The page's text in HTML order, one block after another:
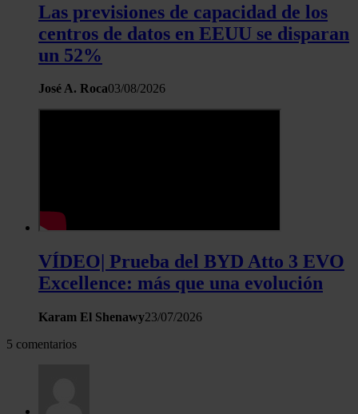
Las previsiones de capacidad de los
centros de datos en EEUU se disparan
un 52%
José A. Roca03/08/2026
VÍDEO| Prueba del BYD Atto 3 EVO
Excellence: más que una evolución
Karam El Shenawy23/07/2026
5 comentarios